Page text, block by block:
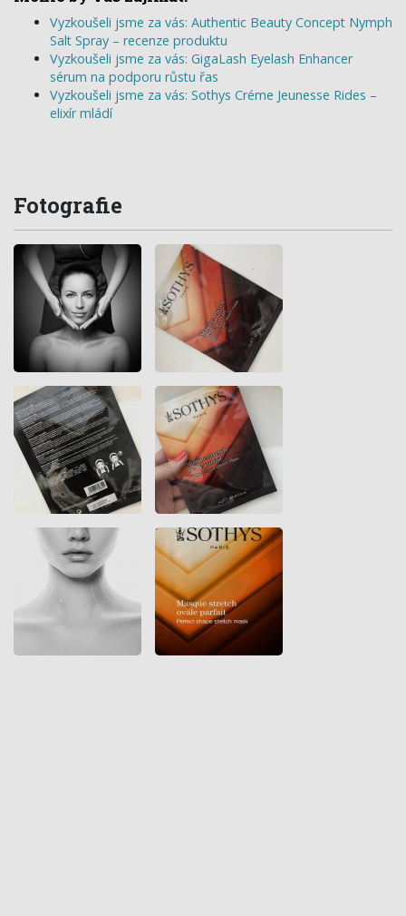
Vyzkoušeli jsme za vás: Authentic Beauty Concept Nymph
Salt Spray – recenze produktu
Vyzkoušeli jsme za vás: GigaLash Eyelash Enhancer
sérum na podporu růstu řas
Vyzkoušeli jsme za vás: Sothys Créme Jeunesse Rides –
elixír mládí
Fotografie